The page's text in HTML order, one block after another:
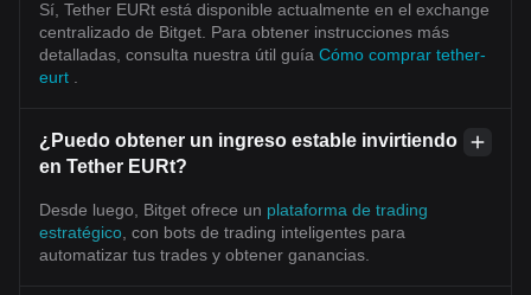
Sí, Tether EURt está disponible actualmente en el exchange
centralizado de Bitget. Para obtener instrucciones más
detalladas, consulta nuestra útil guía Cómo comprar tether-
eurt
¿Puedo obtener un ingreso estable invirtiendo
en Tether EURt?
Desde luego, Bitget ofrece un plataforma de trading
estratégico , con bots de trading inteligentes para
automatizar tus trades y obtener ganancias.